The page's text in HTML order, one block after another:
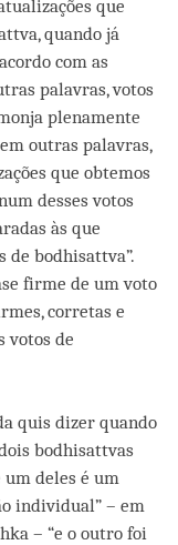
que
quando já
com as
palavras, votos
plenamente
outras palavras,
que obtemos
desses votos
às que
de bodhisattva”.
firme de um voto
corretas e
votos de
quis dizer quando
bodhisattvas
um deles é um
individual” – em
– “e o outro foi